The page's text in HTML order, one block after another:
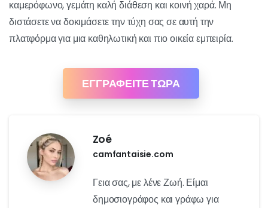
καμερόφωνο, γεμάτη καλή διάθεση και κοινή χαρά. Μη
διστάσετε να δοκιμάσετε την τύχη σας σε αυτή την
πλατφόρμα για μια καθηλωτική και πιο οικεία εμπειρία.
ΕΓΓΡΑΦΕΙΤΕ ΤΩΡΑ
Zoé
camfantaisie.com
Γεια σας, με λένε Ζωή. Είμαι
δημοσιογράφος και γράφω για